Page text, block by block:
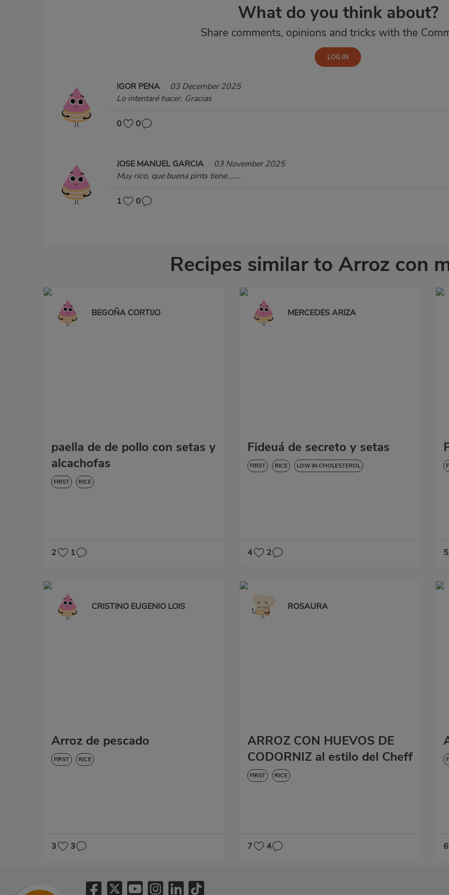
What do you think about?
Share comments, opinions and tricks with the
IGOR PENA
03 December 2025
Lo intentaré hacer. Gracias
0 0
JOSE MANUEL GARCIA
03 November 2025
Muy rico, que buena pints tiene.......
1 0
Recipes similar to Arroz con
BEGOÑA CORTIJO
paella de de pollo con setas y
alcachofas
FIRST RICE
2 1
MERCEDES ARIZA
Fideuá de secreto y setas
FIRST RICE LOW IN CHOLESTEROL
4 2 5
CRISTINO EUGENIO LOIS
Arroz de pescado
FIRST RICE
3 3
ROSAURA
ARROZ CON HUEVOS DE
CODORNIZ al estilo del Cheff
FIRST RICE
7 4 6